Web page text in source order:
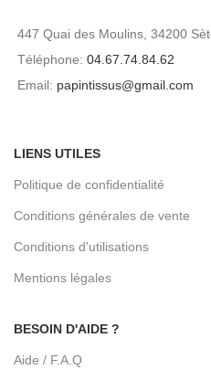
447 Quai des Moulins, 34200
Téléphone: 04.67.74.84.62
Email: papintissus@gmail.com
LIENS UTILES
Politique de confidentialité
Conditions générales de vente
Conditions d'utilisations
Mentions légales
BESOIN D'AIDE ?
Aide / F.A.Q